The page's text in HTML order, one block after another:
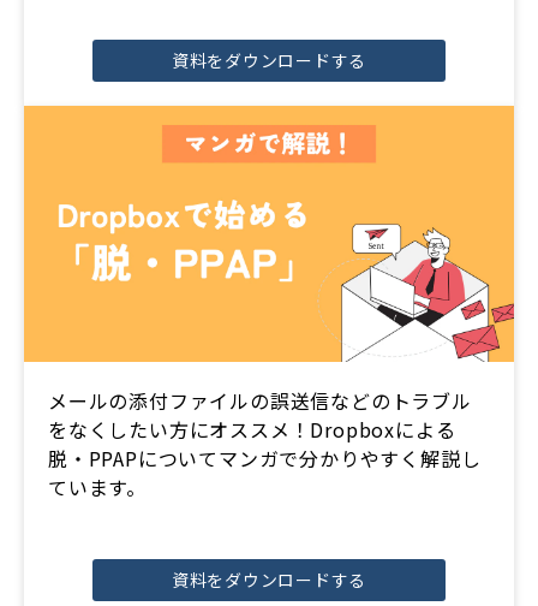
資料をダウンロードする
メールの添付ファイルの誤送信などのトラブル
をなくしたい方にオススメ！Dropboxによる
脱・PPAPについてマンガで分かりやすく解説し
ています。
資料をダウンロードする